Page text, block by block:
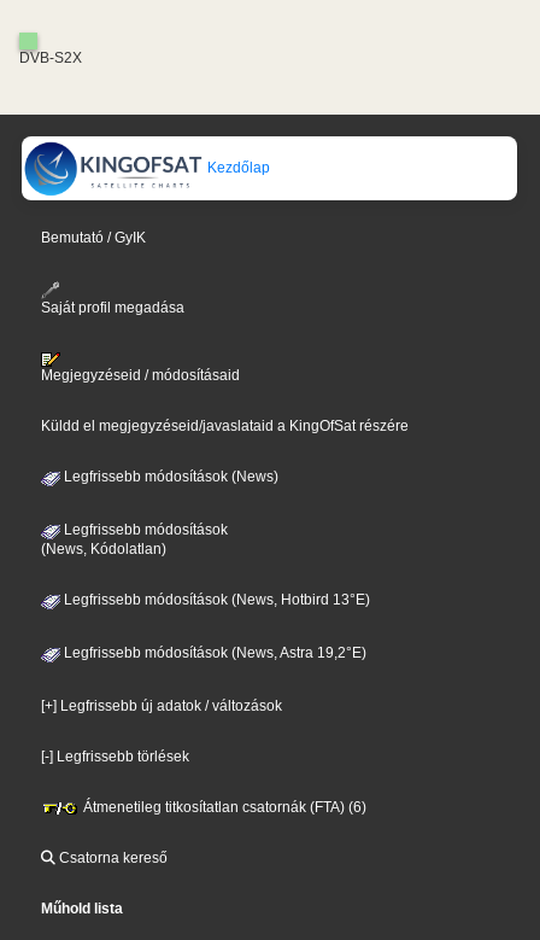
DVB-S2X
Kezdőlap
Bemutató / GyIK
Saját profil megadása
Megjegyzéseid / módosításaid
Küldd el megjegyzéseid/javaslataid a KingOfSat részére
Legfrissebb módosítások (News)
Legfrissebb módosítások
(News, Kódolatlan)
Legfrissebb módosítások (News, Hotbird 13°E)
Legfrissebb módosítások (News, Astra 19,2°E)
[+] Legfrissebb új adatok / változások
[-] Legfrissebb törlések
Átmenetileg titkosítatlan csatornák (FTA) (6)
Csatorna kereső
Műhold lista